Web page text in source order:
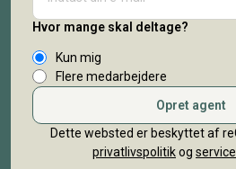
Hvor mange skal deltage?
Kun mig
Flere medarbejdere
Opret agent
Dette websted er beskyttet af
privatlivspolitikog